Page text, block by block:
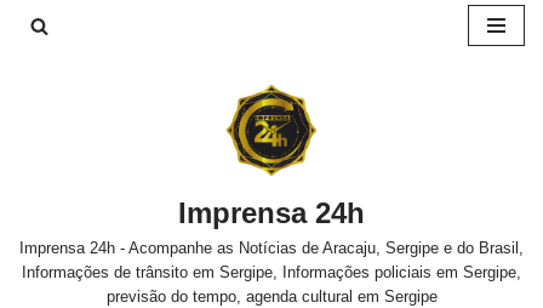
Imprensa 24h
Imprensa 24h - Acompanhe as Notícias de Aracaju, Sergipe e do Brasil,
Informações de trânsito em Sergipe, Informações policiais em Sergipe,
previsão do tempo, agenda cultural em Sergipe